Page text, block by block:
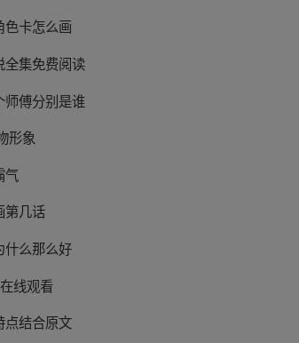
色卡怎么画
全集免费阅读
师傅分别是谁
形象
气
第几话
什么那么好
线观看
点结合原文